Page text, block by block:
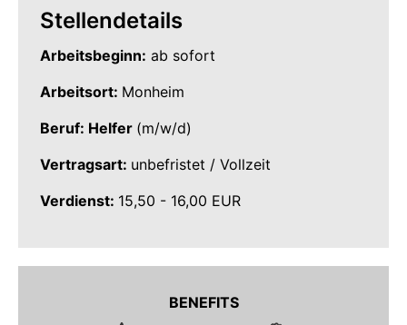
Stellendetails
Arbeitsbeginn: ab sofort
Arbeitsort: Monheim
Beruf: Helfer (m/w/d)
Vertragsart: unbefristet / Vollzeit
Verdienst: 15,50 - 16,00 EUR
BENEFITS